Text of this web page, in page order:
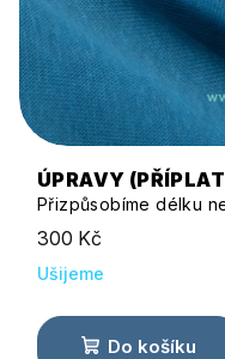
ÚPRAVY
Přizpůsobíme délku
300 Kč
Ušijeme
Do košíku